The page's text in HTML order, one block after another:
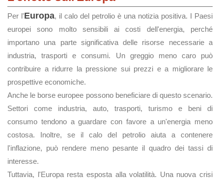
Per l'Europa, il calo del petrolio è una notizia positiva. I Paesi
europei sono molto sensibili ai costi dell'energia, perché
importano una parte significativa delle risorse necessarie a
industria, trasporti e consumi. Un greggio meno caro può
contribuire a ridurre la pressione sui prezzi e a migliorare le
prospettive economiche.
Anche le borse europee possono beneficiare di questo scenario.
Settori come industria, auto, trasporti, turismo e beni di
consumo tendono a guardare con favore a un'energia meno
costosa. Inoltre, se il calo del petrolio aiuta a contenere
l'inflazione, può rendere meno pesante il quadro dei tassi di
interesse.
Tuttavia, l'Europa resta esposta alla volatilità. Una nuova crisi